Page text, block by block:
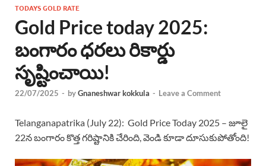
తెలుగు వార్తలు , బ్రేకింగ్ న్యూస్ తెలుగులో , తెలంగాణ లో తాజా అప్‌డేట్స్ ,
తెలుగు న్యూస్ పేపర్
TODAYS GOLD RATE
Gold Price today 2025:
బంగారం ధరలు రికార్డు
సృష్టించాయి!
22/07/2025 - byGnaneshwar kokkula - Leave a Comment
Telanganapatrika (July 22): Gold Price Today 2025 – జూలై
22న బంగారం కొత్త గరిష్టానికి చేరింది, వెండి కూడా దూసుకుపోతోంది!